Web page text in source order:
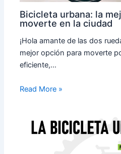
Bicicleta urbana: la
moverte en la ciudad
¡Hola amante de las dos
mejor opción para moverte
eficiente,…
Read More »